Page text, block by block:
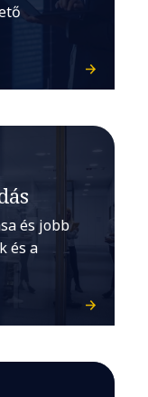
és jobb
és a